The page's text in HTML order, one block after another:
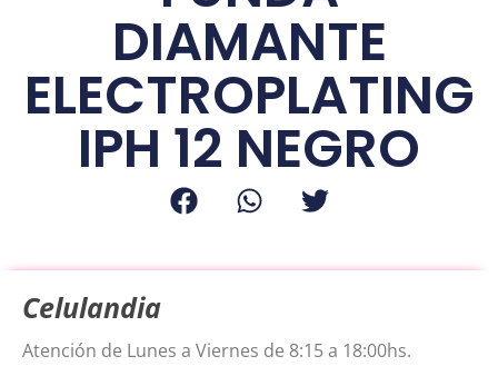
DIAMANTE
ELECTROPLATING
IPH 12 NEGRO
Celulandia
Atención de Lunes a Viernes de 8:15 a 18:00hs.